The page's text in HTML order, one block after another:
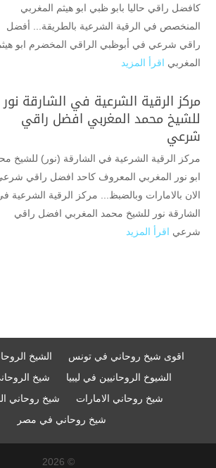
كافضل راقي حاليا بابو ظبي ابو هيثم المغربي
المنخصص في الرقية الشرعية بالطريقة... أفضل
راقي شرعي في أبوظبي الراقي المخضرم ابو
المغربي اقرأ المزيد
مركز الرقية الشرعية في الشارقة نور
للشيخ محمد المغربي افضل راقي
شرعي
مركز الرقية الشرعية في الشارقة (نور) للشيخ
ابو نور المغربي المعروف كاحد افضل راقي
الان بالامارات وبالضبظ... مركز الرقية الشرعية
الشارقة نور للشيخ محمد المغربي افضل راقي
شرعي اقرأ المزيد
اقوى شيخ روحاني في تونس
الشيخ
الشيوخ الروحانيين في ليبيا
شيخ
شيخ روحاني الامارات
شيخ روحاني
شيخ روحاني في مصر
© 2026